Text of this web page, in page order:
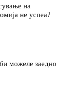
на
не успеа?
можеле заедно